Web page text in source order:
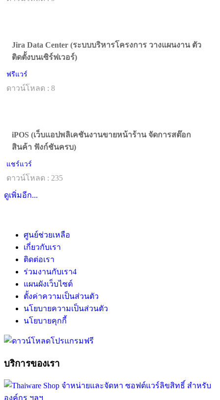
Jira Data Center (ระบบบริหารโครงการ วางแผนงาน ตัว
ติดตั้งบนเซิร์ฟเวอร์)
ฟรีแวร์
ดาวน์โหลด : 8
iPOS (เว็บแอปพลิเคชันงานขายหน้าร้าน จัดการสต๊อก
สินค้า ฟังก์ชันครบ)
แชร์แวร์
ดาวน์โหลด : 235
ดูเพิ่มอีก...
ศูนย์ช่วยเหลือ
เกี่ยวกับเรา
ติดต่อเรา
ร่วมงานกับเรา4
แผนผังเว็บไซต์
ตั้งค่าความเป็นส่วนตัว
นโยบายความเป็นส่วนตัว
นโยบายคุกกี้
บริการของเรา